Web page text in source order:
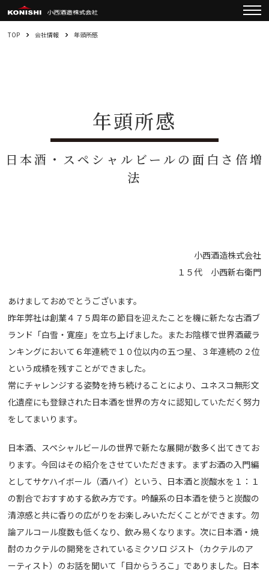
TOP 会社情報 年頭所感
年頭所感
日本酒・スペシャルビールの面白さ倍増
法
小西酒造株式会社
１５代 小西新右衛門
あけましておめでとうございます。
昨年弊社は創業４７５周年の節目を迎えたことを機に新たな古酒ブ
ランド「白雪・寛座」を立ち上げました。またお陰様で世界酒蔵ラ
ンキングにおいて６年連続で１０位以内の五つ星、３年連続の２位
という成績を残すことができました。
常にチャレンジする姿勢を持ち続けることにより、ユネスコ無形文
化遺産にも登録された日本酒を世界の方々に認知していただく努力
をしてまいります。
日本酒、スペシャルビールの世界で新たな展開が数多く出てきてお
ります。今回はその紹介をさせていただきます。まずお酒の入門編
としてサケハイボール（酒ハイ）という、日本酒と炭酸水を１：１
の割合でおすすめする飲み方です。吟醸系の日本酒を使うと炭酸の
清涼感と共に香りの広がりをお楽しみいただくことができます。勿
論アルコール度数も低くなり、飲み易くなります。次に日本酒・焼
酎のカクテルの開発をされているミクソロ ジスト（カクテルのア
ーティスト）のお話を聞いて「目からうろこ」でありました。日本